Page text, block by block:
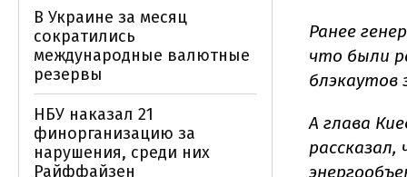
Ранее
что были
блэкаутов
А глава
рассказал,
В Украине за месяц
сократились
международные валютные
резервы
НБУ наказал 21
финорганизацию за
нарушения, среди них
Райффайзен